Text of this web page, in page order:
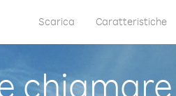
Scarica Caratteristiche